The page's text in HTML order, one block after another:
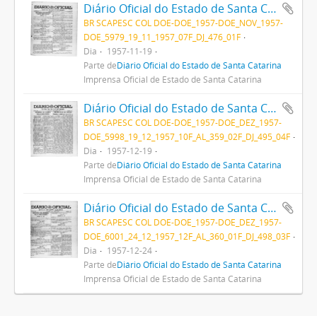
Diário Oficial do Estado de Santa Catarina. Ano 24. Nº 5979 de 19/11/1957
BR SCAPESC COL DOE-DOE_1957-DOE_NOV_1957-
DOE_5979_19_11_1957_07F_DJ_476_01F
Dia
1957-11-19
Parte deDiário Oficial do Estado de Santa Catarina
Imprensa Oficial de Estado de Santa Catarina
Diário Oficial do Estado de Santa Catarina. Ano 24. Nº 5998 de 19/12/1957
BR SCAPESC COL DOE-DOE_1957-DOE_DEZ_1957-
DOE_5998_19_12_1957_10F_AL_359_02F_DJ_495_04F
Dia
1957-12-19
Parte deDiário Oficial do Estado de Santa Catarina
Imprensa Oficial de Estado de Santa Catarina
Diário Oficial do Estado de Santa Catarina. Ano 24. Nº 6001 de 24/12/1957
BR SCAPESC COL DOE-DOE_1957-DOE_DEZ_1957-
DOE_6001_24_12_1957_12F_AL_360_01F_DJ_498_03F
Dia
1957-12-24
Parte deDiário Oficial do Estado de Santa Catarina
Imprensa Oficial de Estado de Santa Catarina